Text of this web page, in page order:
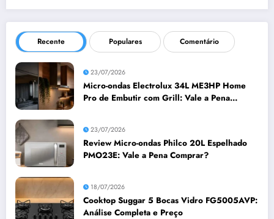
Recente Populares Comentário
23/07/2026
Micro-ondas Electrolux 34L ME3HP Home
Pro de Embutir com Grill: Vale a Pena
23/07/2026
Review Micro-ondas Philco 20L Espelhado
PMO23E: Vale a Pena Comprar?
18/07/2026
Cooktop Suggar 5 Bocas Vidro FG5005AVP:
Análise Completa e Preço